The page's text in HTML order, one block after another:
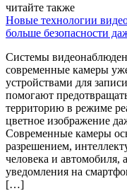
читайте также
Новые технологии
больше безопасности
Системы
современные камеры
устройствами для
помогают
территорию в режиме
цветное изображение
Современные камеры
разрешением,
человека и автомобиля,
уведомления на
[…]